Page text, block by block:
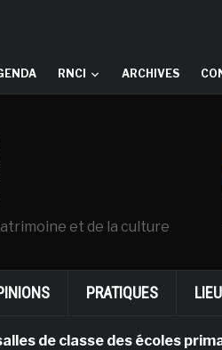
RNCI ARCHIVES
et de la culture
PRATIQUES
classe des écoles primaires